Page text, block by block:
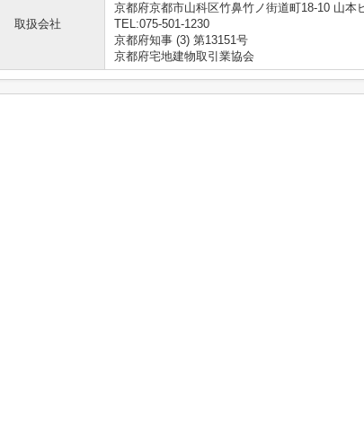
取扱会社
京都府京都市山科区竹鼻竹ノ街道町18-10 山本
TEL:075-501-1230
京都府知事 (3) 第13151号
京都府宅地建物取引業協会